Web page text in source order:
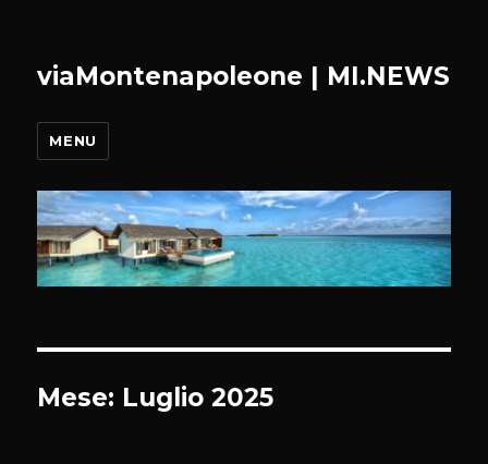
viaMontenapoleone | MI.NEWS
MENU
Mese: Luglio 2025